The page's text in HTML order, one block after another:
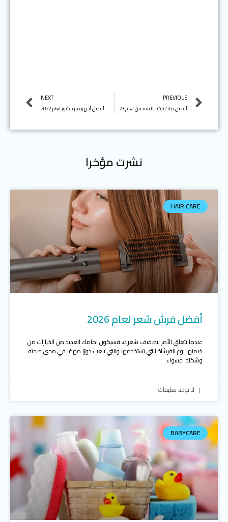
Prev
PREVIOUS
أفضل ماكينات حلاقة دقن لعام 2023
NEXT
أفضل أجهزة بروجكتور لعام 2022
نشرت مؤخرا
HAIR CARE
أفضل فرش شعر لعام 2026
عندما يتعلق الأمر بتصفيف شعرك، فسيكون امامك العديد من الخيارات من
ضمنها نوع الفرشاة التي تستخدمها والتي تلعب دورًا مهمًا في مدى صحته
وشكله. فسواء
لا توجد تعليقات
BABYCARE